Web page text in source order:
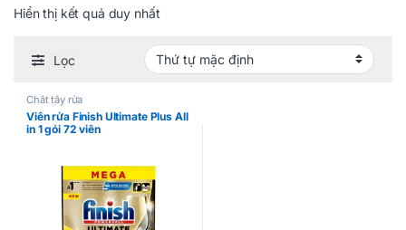
Hiển thị kết quả duy nhất
Lọc
Chất tẩy rửa
Viên rửa Finish Ultimate Plus All
in 1 gói 72 viên